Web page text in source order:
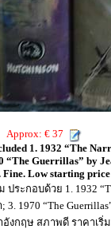
Approx: € 37
1. 1932 “The
“The Guerrillas” by
Low starting
กอบด้วย 1. 1932
; 3. 1970 “The
งกฤษ สภาพดี ราคาเริ่